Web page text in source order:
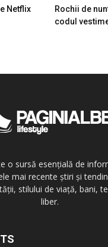
Netflix
Rochii de
codul
o sursă esențială de
mai recente știri și
stilului de viață, bani,
liber.